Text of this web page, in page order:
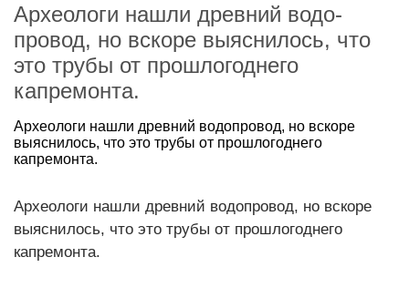
Археологи нашли древний водо­
провод, но вскоре выяснилось, что
это трубы от прошлогоднего
капремонта.
Археологи нашли древний водо­провод, но вскоре
выяснилось, что это трубы от прошлогоднего
капремонта.
Археологи нашли древний водо­провод, но вскоре
выяснилось, что это трубы от прошлогоднего
капремонта.